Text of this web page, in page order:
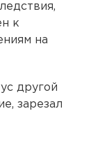
к
на
другой
зарезал